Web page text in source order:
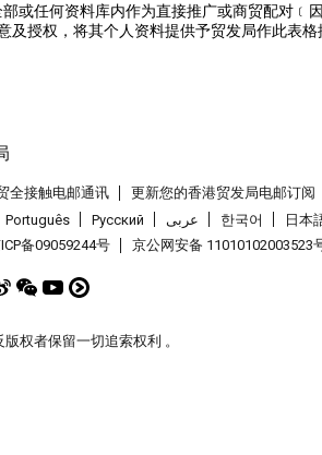
或任何资料库内作为直接推广或商贸配对﹝
授权，将其个人资料提供予贸发局作此表格
全接触电邮通讯 更新您的香港贸发局电邮订阅
Português Pусский عربى 한국어
日本
备09059244号 京公网安备 11010102003523
权者保留一切追索权利 。